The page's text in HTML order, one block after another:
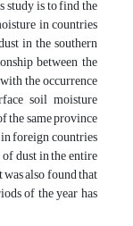
study is to find the
in countries
in the southern
between the
the occurrence
soil moisture
the same province
foreign countries
dust in the entire
also found that
of the year has